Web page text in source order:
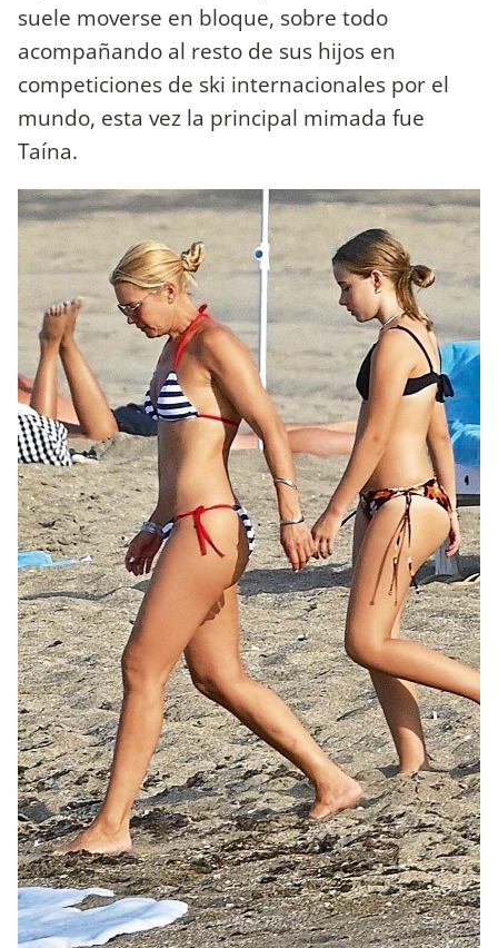
suele moverse en bloque, sobre todo
acompañando al resto de sus hijos en
competiciones de ski internacionales por el
mundo, esta vez la principal mimada fue
Taína.